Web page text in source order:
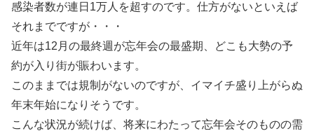
感染者数が連日1万人を超すのです。仕方がないといえば
それまでですが・・・
近年は12月の最終週が忘年会の最盛期、どこも大勢の予
約が入り街が賑わいます。
このままでは規制がないのですが、イマイチ盛り上がらぬ
年末年始になりそうです。
こんな状況が続けば、将来にわたって忘年会そのものの需